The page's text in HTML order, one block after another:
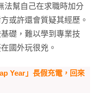
法幫自己在求職時加分
或許還會質疑其經歷。
礎，難以學到專業技
國外玩很兇。
Year」長假充電，回來